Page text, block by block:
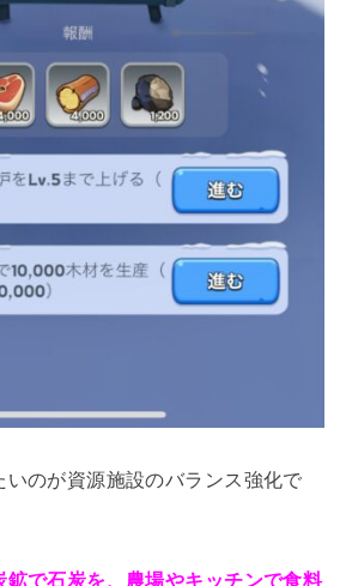
いのが資源施設のバランス強化で
鉱で石炭を、農場やキッチンで食料